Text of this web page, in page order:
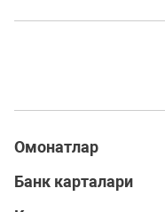
Омонатлар
Банк карталари